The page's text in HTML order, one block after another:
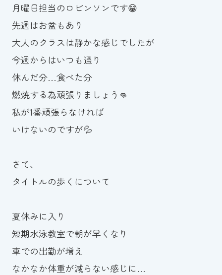
お知らせ
カレンダー
波スイタイムズ
お問い合わせ
メールでお問い合わせ
体験申し込みはこちら!
月曜日担当のロビンソンです😁
先週はお盆もあり
大人のクラスは静かな感じでしたが
今週からはいつも通り
休んだ分…食べた分
燃焼する為頑張りましょう👊
私が1番頑張らなければ
いけないのですが💦
さて、
タイトルの歩くについて
夏休みに入り
短期水泳教室で朝が早くなり
車での出勤が増え
なかなか体重が減らない感じに…